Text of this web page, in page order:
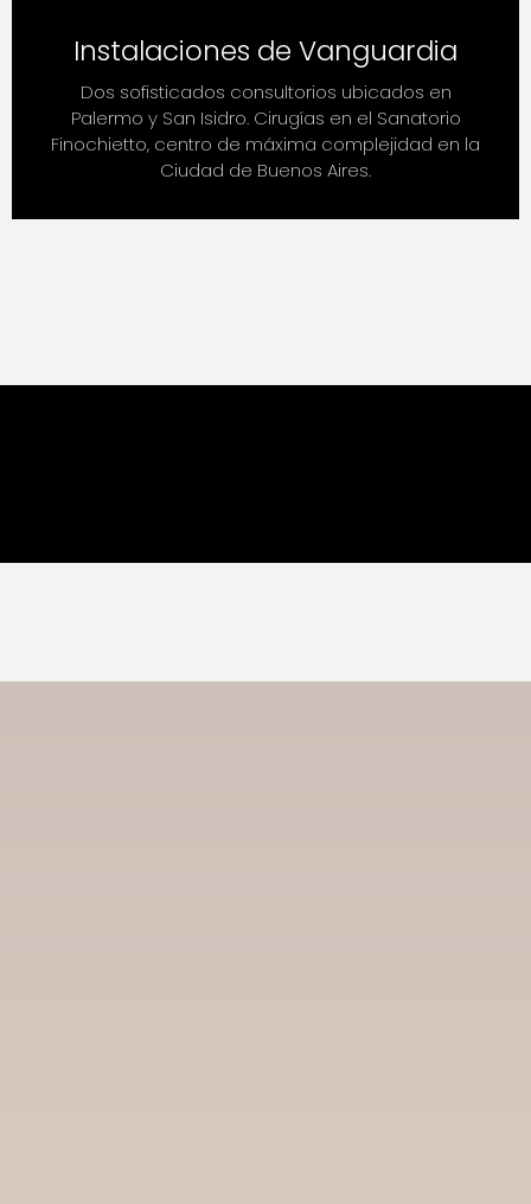
Instalaciones de Vanguardia
Dos sofisticados consultorios ubicados en
Palermo y San Isidro. Cirugías en el Sanatorio
Finochietto, centro de máxima complejidad en la
Ciudad de Buenos Aires.